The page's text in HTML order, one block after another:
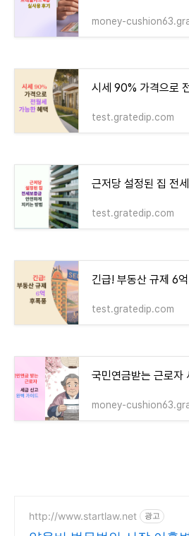
money-
test.gratedip.com
test.gratedip.com
test.gratedip.com
국민연금받는 근로자
money-
http://www.startlaw.net 광고